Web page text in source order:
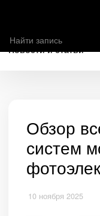
Новости и статьи
Обзор
систем
10 ноября 2025